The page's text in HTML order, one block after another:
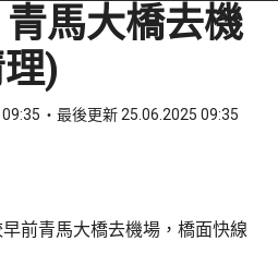
馬大橋去機
)
最後更新 25.06.2025 09:35
前青馬大橋去機場，橋面快線